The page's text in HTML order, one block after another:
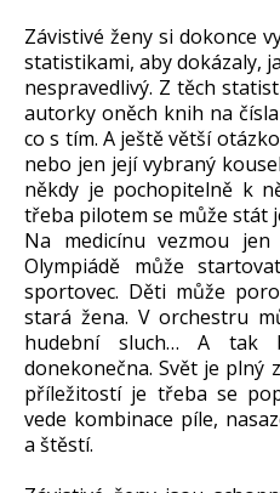
Závistivé ženy si dokonce
statistikami, aby dokázaly,
nespravedlivý. Z těch
autorky oněch knih na
co s tím. A ještě větší
nebo jen její vybraný
někdy je pochopitelně k
třeba pilotem se může stát
Na medicínu vezmou
Olympiádě může
sportovec. Děti může
stará žena. V orchestru
hudební sluch… A tak
donekonečna. Svět je plný
příležitostí je třeba se
vede kombinace píle,
a štěstí.